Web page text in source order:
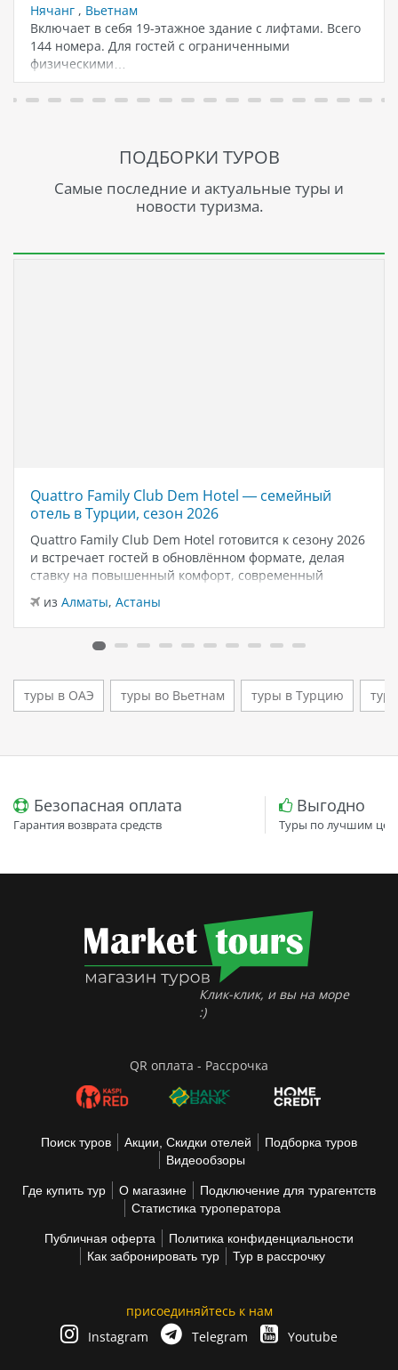
Нячанг , Вьетнам
Включает в себя 19-этажное здание с лифтами. Всего
144 номера. Для гостей с ограниченными
физическими…
ПОДБОРКИ ТУРОВ
Самые последние и актуальные туры и
новости туризма.
Quattro Family Club Dem Hotel — семейный
отель в Турции, сезон 2026
Quattro Family Club Dem Hotel готовится к сезону 2026
и встречает гостей в обновлённом формате, делая
ставку на повышенный комфорт, современный
дизайн и атмосферу спокойного семейного отдыха у
моря. Отель остаётся популярным выбором для тех,
кто ищет семейный отель в…
из Алматы, Астаны
туры в ОАЭ туры во Вьетнам туры в Турцию
Безопасная оплата
Гарантия возврата средств
Выгодно
Туры по лучшим
Клик-клик, и вы на море
:)
QR оплата - Рассрочка
Поиск туров Акции, Скидки отелей
Подборка туров
Видеообзоры
Где купить тур О магазине
Подключение для турагентств
Статистика туроператора
Публичная оферта
Политика конфиденциальности
Как забронировать тур
Тур в рассрочку
присоединяйтесь к нам
Instagram
Telegram Youtube